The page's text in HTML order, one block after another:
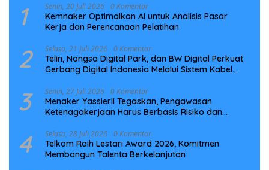
1 Senin, 20 Juli 2026 0 Komentar
Kemnaker Optimalkan AI untuk Analisis Pasar
Kerja dan Perencanaan Pelatihan
2 Selasa, 21 Juli 2026 0 Komentar
Telin, Nongsa Digital Park, dan BW Digital Perkuat
Gerbang Digital Indonesia Melalui Sistem Kabel
3 Senin, 27 Juli 2026 0 Komentar
Menaker Yassierli Tegaskan, Pengawasan
Ketenagakerjaan Harus Berbasis Risiko dan
4 Selasa, 28 Juli 2026 0 Komentar
Telkom Raih Lestari Award 2026, Komitmen
Membangun Talenta Berkelanjutan